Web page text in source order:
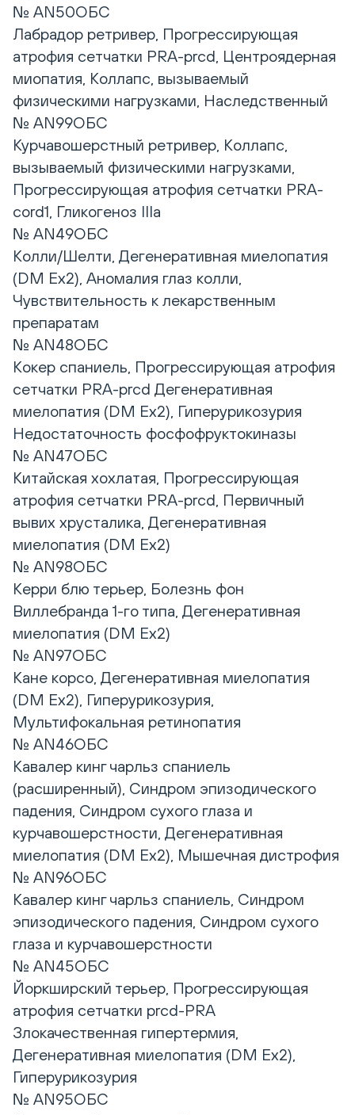
№ AN50ОБС
Лабрадор ретривер, Прогрессирующая
атрофия сетчатки PRA-prcd, Центроядерная
миопатия, Коллапс, вызываемый
физическими нагрузками, Наследственный
№ AN99ОБС
Курчавошерстный ретривер, Коллапс,
вызываемый физическими нагрузками,
Прогрессирующая атрофия сетчатки PRA-
cord1, Гликогеноз IIIa
№ AN49ОБС
Колли/Шелти, Дегенеративная миелопатия
(DM Ex2), Аномалия глаз колли,
Чувствительность к лекарственным
препаратам
№ AN48ОБС
Кокер спаниель, Прогрессирующая атрофия
сетчатки PRA-prcd Дегенеративная
миелопатия (DM Ex2), Гиперурикозурия
Недостаточность фосфофруктокиназы
№ AN47ОБС
Китайская хохлатая, Прогрессирующая
атрофия сетчатки PRA-prcd, Первичный
вывих хрусталика, Дегенеративная
миелопатия (DM Ex2)
№ AN98ОБС
Керри блю терьер, Болезнь фон
Виллебранда 1-го типа, Дегенеративная
миелопатия (DM Ex2)
№ AN97ОБС
Кане корсо, Дегенеративная миелопатия
(DM Ex2), Гиперурикозурия,
Мультифокальная ретинопатия
№ AN46ОБС
Кавалер кинг чарльз спаниель
(расширенный), Синдром эпизодического
падения, Синдром сухого глаза и
курчавошерстности, Дегенеративная
миелопатия (DM Ex2), Мышечная дистрофия
№ AN96ОБС
Кавалер кинг чарльз спаниель, Синдром
эпизодического падения, Синдром сухого
глаза и курчавошерстности
№ AN45ОБС
Йоркширский терьер, Прогрессирующая
атрофия сетчатки prcd-PRA
Злокачественная гипертермия,
Дегенеративная миелопатия (DM Ex2),
Гиперурикозурия
№ AN95ОБС